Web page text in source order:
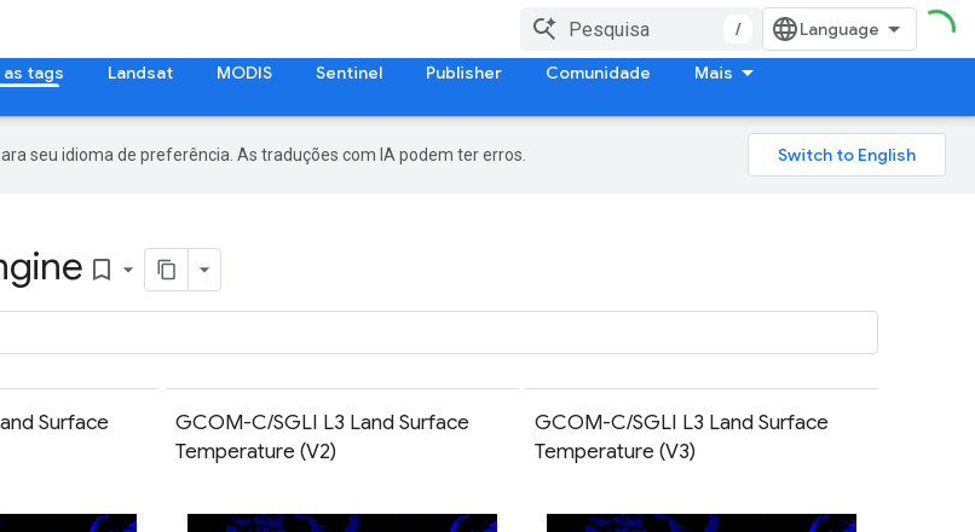
/
as tags Landsat MODIS Sentinel Publisher Comunidade Mais
seu idioma de preferência. As traduções com IA podem ter erros.
bookmark_border
Surface
GCOM-C/SGLI L3 Land Surface
Temperature (V2)
GCOM-C/SGLI L3 Land Surface
Temperature (V3)